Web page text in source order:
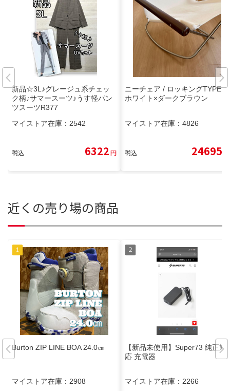
新品☆3L♪グレージュ系チェッ
ク柄♪サマースーツ♪うす軽パン
ツスーツR377
マイストア在庫： 2542
税込 6322円
ニーチェア / ロッキングTYPE /
ホワイト×ダークブラウン
マイストア在庫： 4826
税込 24695
近くの売り場の商品
Burton ZIP LINE BOA 24.0㎝
マイストア在庫： 2908
【新品未使用】Super73 純正対
応 充電器
マイストア在庫： 2266